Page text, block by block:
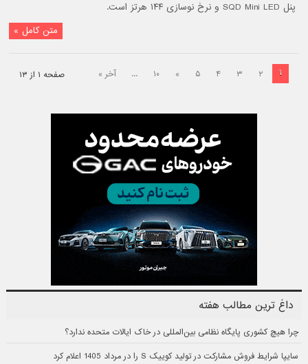
پنل SQD Mini LED و نرخ نوسازی ۱۴۴ هرتز است.
متن کامل »
صفحه ۱ از ۱۳ ۱ ۲ ۳ ۴ ۵ » ۱۰ ... آخر »
داغ ترین مطالب هفته
چرا هیچ کشوری پایگاه نظامی بین‌المللی در خاک ایالات متحده ندارد؟
سایپا شرایط فروش مشارکت در تولید کوییک S را در مرداد 1405 اعلام کرد